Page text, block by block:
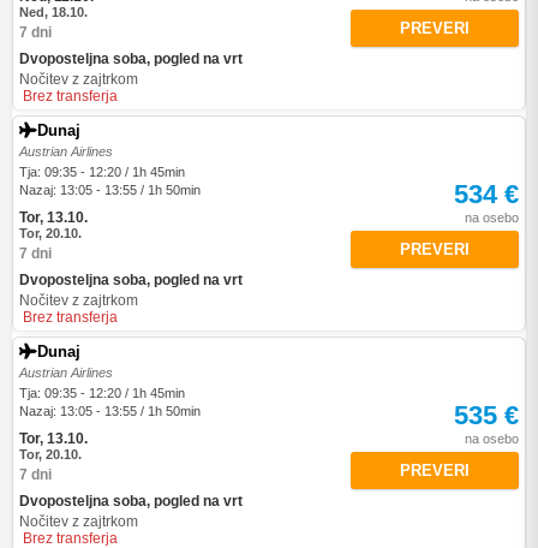
Ned, 18.10.
7 dni
Dvoposteljna soba, pogled na vrt
Nočitev z zajtrkom
Brez transferja
PREVERI
Dunaj
Austrian Airlines
Tja: 09:35 - 12:20 / 1h 45min
Nazaj: 13:05 - 13:55 / 1h 50min
Tor, 13.10.
Tor, 20.10.
7 dni
Dvoposteljna soba, pogled na vrt
Nočitev z zajtrkom
Brez transferja
534 €
na osebo
PREVERI
Dunaj
Austrian Airlines
Tja: 09:35 - 12:20 / 1h 45min
Nazaj: 13:05 - 13:55 / 1h 50min
Tor, 13.10.
Tor, 20.10.
7 dni
Dvoposteljna soba, pogled na vrt
Nočitev z zajtrkom
Brez transferja
535 €
na osebo
PREVERI